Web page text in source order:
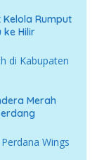
Kelola Rumput
ke Hilir
Merah